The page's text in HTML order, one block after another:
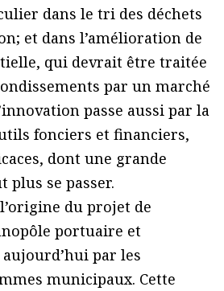
dans le tri des déchets
et dans l’amélioration de
qui devrait être traitée
par un marché
passe aussi par la
fonciers et financiers,
dont une grande
plus se passer.
du projet de
portuaire et
par les
municipaux. Cette